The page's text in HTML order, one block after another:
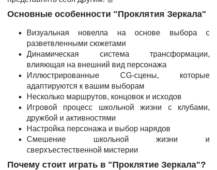
Основные особенности "Проклятия Зеркала"
Визуальная новелла на основе выбора с
разветвленными сюжетами
Динамическая система трансформации,
влияющая на внешний вид персонажа
Иллюстрированные CG-сцены, которые
адаптируются к вашим выборам
Несколько маршрутов, концовок и исходов
Игровой процесс школьной жизни с клубами,
дружбой и активностями
Настройка персонажа и выбор нарядов
Смешение школьной жизни и
сверхъестественной мистерии
Почему стоит играть в "Проклятие Зеркала"?